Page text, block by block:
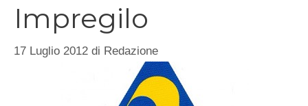
Impregilo
17 Luglio 2012 di Redazione